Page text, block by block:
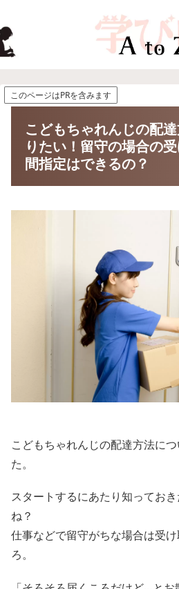
このページはPRを含みます
こどもちゃれんじの配
りたい！留守の場合の
間指定はできるの？
こどもちゃれんじの配達方法に
た。
スタートするにあたり知ってお
ね？
仕事などで留守がちな場合は受
ろ。